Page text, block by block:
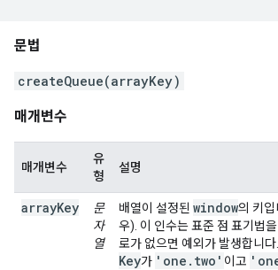
문법
createQueue(arrayKey)
매개변수
매개변수
유
형
설명
arrayKey
문
자
열
배열이 설정된 window의 키
우). 이 인수는 표준 점 표기법
로가 없으면 예외가 발생합니다
Key가 'one . two' 이고